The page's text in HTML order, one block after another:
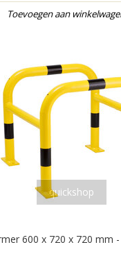
Toevoegen aan
quickshop
600 x 720 x 720 mm